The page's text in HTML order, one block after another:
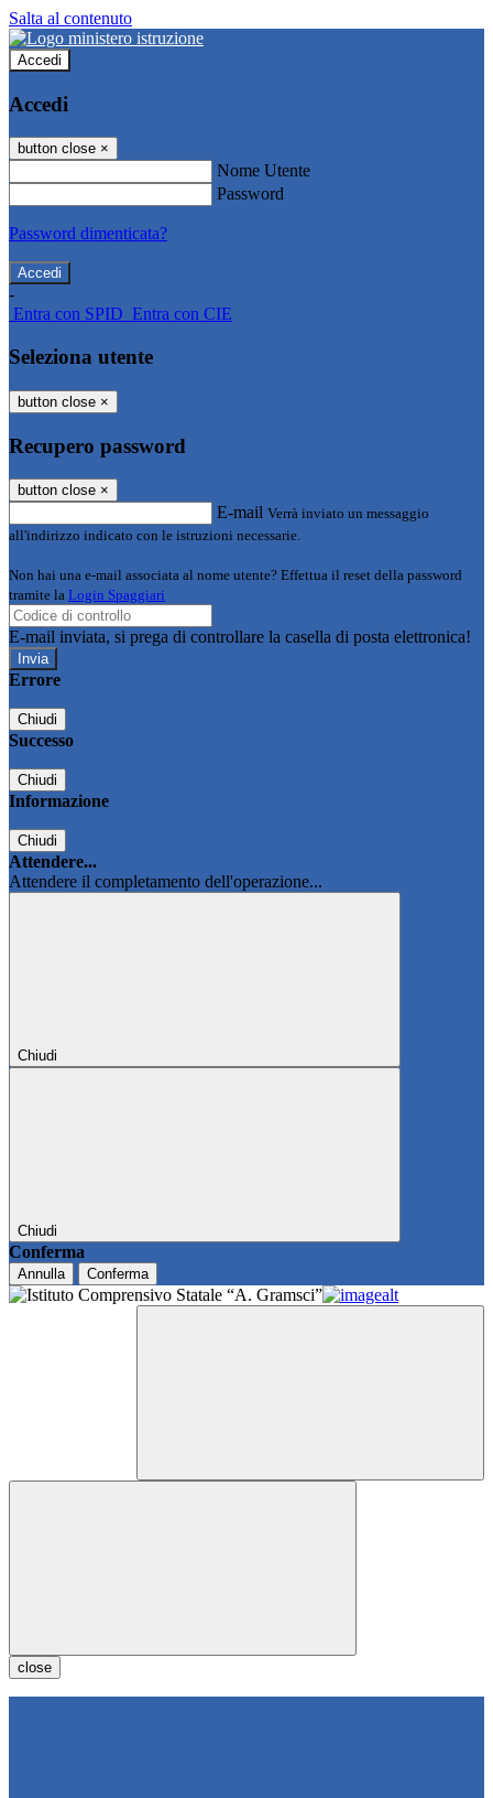
Salta al contenuto
Accedi
Accedi
button close ×
Nome Utente
Password
Password dimenticata?
-
Entra con SPID Entra con CIE
Seleziona utente
button close ×
Recupero password
button close ×
E-mail Verrà inviato un messaggio
all'indirizzo indicato con le istruzioni necessarie.
Non hai una e-mail associata al nome utente? Effettua il reset della password
tramite la Login Spaggiari
E-mail inviata, si prega di controllare la casella di posta elettronica!
Errore
Chiudi
Successo
Chiudi
Informazione
Chiudi
Attendere...
Attendere il completamento dell'operazione...
Chiudi
Chiudi
Conferma
Annulla Conferma
close